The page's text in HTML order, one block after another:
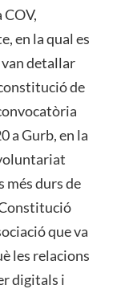
COV,
en la qual es
detallar
de
a Gurb, en la
més durs de
que va
les relacions
digitals i